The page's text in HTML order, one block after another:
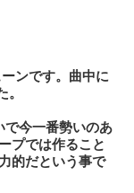
ンです。曲中に
で今一番勢いのあ
プでは作ること
的だという事で